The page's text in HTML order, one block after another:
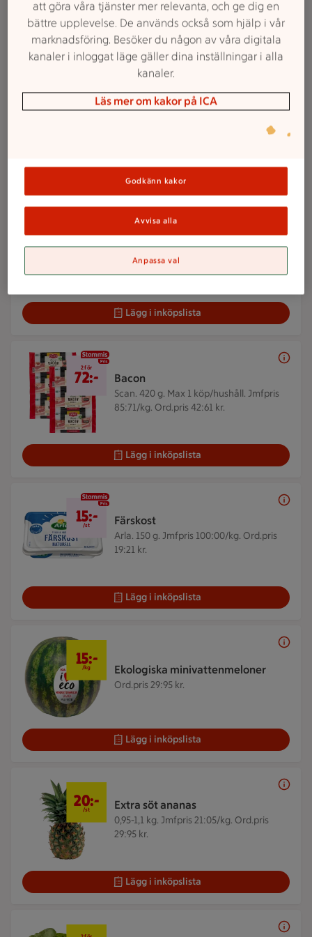
Veckans reklamfilm
Yoggi
Arla. 1 kg.Jmfpris 19:00/kg. Ord.pris
38:-
Lägg i inköpslista
Crème Fraiche
Arla Köket. 5 dl.Jmfpris 50:00/liter.
Ord.pris 29:76-32:48 kr.
25:-
Lägg i inköpslista
Bacon
Scan. 420 g. Max 1 köp/hushåll. Jmfpris
85:71/kg. Ord.pris 42:61 kr.
2 för 72 kr
2 för
72:-
Lägg i inköpslista
Färskost
Arla. 150 g. Jmfpris 100:00/kg. Ord.pris
19:21 kr.
15 kr/st
15:-
/st
Lägg i inköpslista
Ekologiska minivattenmeloner
Ord.pris 29:95 kr.
15:-
/kg
Lägg i inköpslista
Extra söt ananas
0,95-1,1 kg. Jmfpris 21:05/kg. Ord.pris
29:95 kr.
20 kr/st
20:-
/st
Lägg i inköpslista
att göra våra tjänster mer relevanta, och ge dig en
bättre upplevelse. De används också som hjälp i vår
marknadsföring. Besöker du någon av våra digitala
kanaler i inloggat läge gäller dina inställningar i alla
kanaler.
Läs mer om kakor på ICA
Godkänn kakor
Avvisa alla
Anpassa val